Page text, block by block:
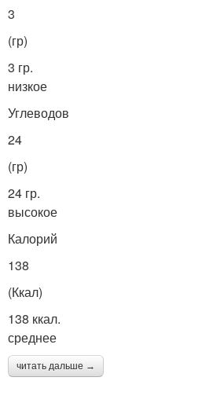
3
(гр)
3 гр.
низкое
Углеводов
24
(гр)
24 гр.
высокое
Калорий
138
(Ккал)
138 ккал.
среднее
читать дальше →